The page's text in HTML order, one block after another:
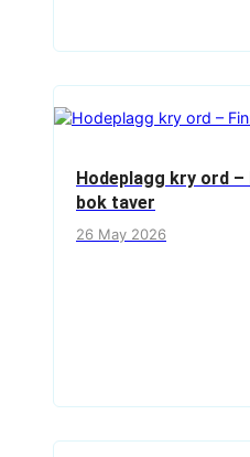
Hodeplagg kry ord
bok taver
26 May 2026